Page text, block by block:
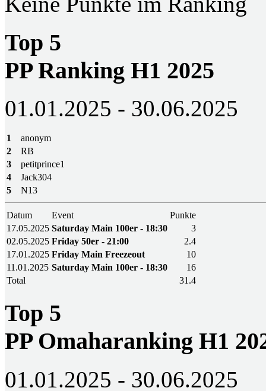
Top 5
PP Ranking H1 2025
01.01.2025 - 30.06.2025
1
anonym
2
RB
3
petitprince1
4
Jack304
5
N13
Datum Event
Punkte
17.05.2025 Saturday Main 100er - 18:30
3
02.05.2025 Friday 50er - 21:00
2.4
17.01.2025 Friday Main Freezeout
10
11.01.2025 Saturday Main 100er - 18:30
16
Total
31.4
Top 5
PP Omaharanking H1
01.01.2025 - 30.06.2025